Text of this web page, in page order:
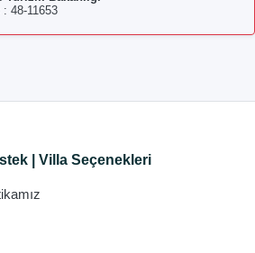
: 48-11653
| Villa Seçenekleri